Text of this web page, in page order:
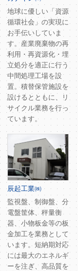
地球に優しい「資源
循環社会」の実現に
お手伝いしていま
す。産業廃棄物の再
利用・再資源化・埋
立処分を適正に行う
中間処理工場を設
置。積替保管施設を
設けるとともに、リ
サイクル業務を行っ
ています。
辰起工業㈱
監視盤、制御盤、分
電盤筐体、秤量衡
器、小物板金等の板
金加工を業務として
います。短納期対応
には最大のエネルギ
ーを注ぎ、高品質を